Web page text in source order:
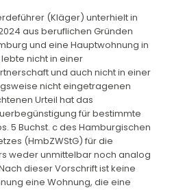
(Kläger) unterhielt in
aus beruflichen Gründen
und eine Hauptwohnung in
nicht in einer
und auch nicht in einer
nicht eingetragenen
Urteil hat das
für bestimmte
5 Buchst. c des Hamburgischen
(HmbZWStG) für die
weder unmittelbar noch analog
dieser Vorschrift ist keine
eine Wohnung, die eine